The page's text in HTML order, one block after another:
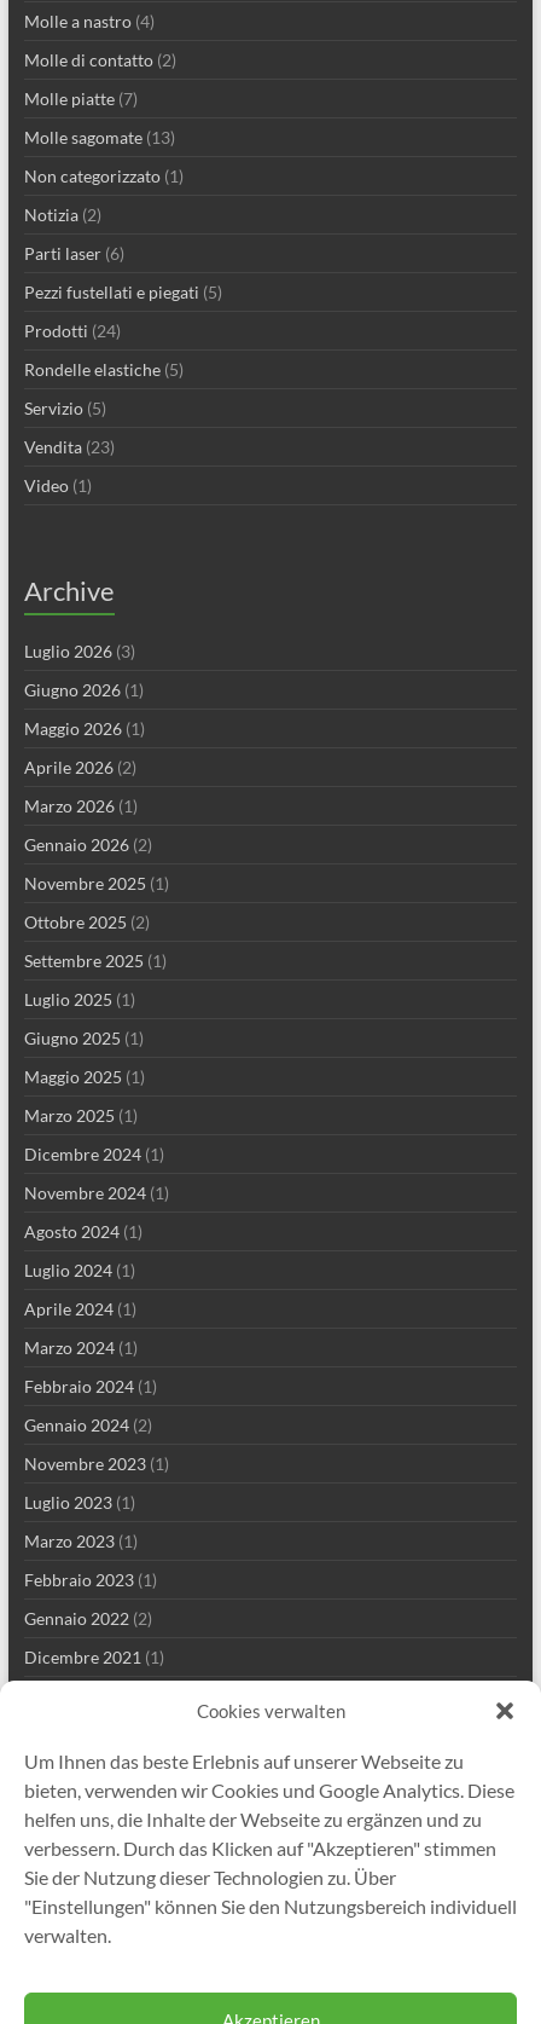
Cookies verwalten
Um Ihnen das beste Erlebnis auf unserer Webseite zu
bieten, verwenden wir Cookies und Google Analytics. Diese
helfen uns, die Inhalte der Webseite zu ergänzen und zu
verbessern. Durch das Klicken auf "Akzeptieren" stimmen
Sie der Nutzung dieser Technologien zu. Über
"Einstellungen" können Sie den Nutzungsbereich individuell
verwalten.
Molle a nastro(4)
Molle di contatto(2)
Molle piatte(7)
Molle sagomate(13)
Non categorizzato(1)
Notizia(2)
Parti laser(6)
Pezzi fustellati e piegati (5)
Prodotti (24)
Rondelle elastiche(5)
Servizio(5)
Vendita(23)
Video(1)
Archive
Luglio 2026(3)
Giugno 2026(1)
Maggio 2026(1)
Aprile 2026(2)
Marzo 2026(1)
Gennaio 2026(2)
Novembre 2025 (1)
Ottobre 2025 (2)
Settembre 2025 (1)
Luglio 2025 (1)
Giugno 2025 (1)
Maggio 2025 (1)
Marzo 2025 (1)
Dicembre 2024(1)
Novembre 2024(1)
Agosto 2024(1)
Luglio 2024(1)
Aprile 2024(1)
Marzo 2024(1)
Febbraio 2024(1)
Gennaio 2024(2)
Novembre 2023(1)
Luglio 2023(1)
Marzo 2023(1)
Febbraio 2023(1)
Gennaio 2022(2)
Dicembre 2021 (1)
Luglio 2021(1)
Maggio 2021
(5)
Aprile 2021(2)
Marzo 2021(2)
Gennaio 2021